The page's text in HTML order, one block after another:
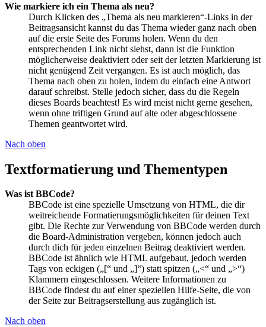
Wie markiere ich ein Thema als neu?
Durch Klicken des „Thema als neu markieren“-Links in der
Beitragsansicht kannst du das Thema wieder ganz nach oben
auf die erste Seite des Forums holen. Wenn du den
entsprechenden Link nicht siehst, dann ist die Funktion
möglicherweise deaktiviert oder seit der letzten Markierung ist
nicht genügend Zeit vergangen. Es ist auch möglich, das
Thema nach oben zu holen, indem du einfach eine Antwort
darauf schreibst. Stelle jedoch sicher, dass du die Regeln
dieses Boards beachtest! Es wird meist nicht gerne gesehen,
wenn ohne triftigen Grund auf alte oder abgeschlossene
Themen geantwortet wird.
Nach oben
Textformatierung und Thementypen
Was ist BBCode?
BBCode ist eine spezielle Umsetzung von HTML, die dir
weitreichende Formatierungsmöglichkeiten für deinen Text
gibt. Die Rechte zur Verwendung von BBCode werden durch
die Board-Administration vergeben, können jedoch auch
durch dich für jeden einzelnen Beitrag deaktiviert werden.
BBCode ist ähnlich wie HTML aufgebaut, jedoch werden
Tags von eckigen („[“ und „]“) statt spitzen („<“ und „>“)
Klammern eingeschlossen. Weitere Informationen zu
BBCode findest du auf einer speziellen Hilfe-Seite, die von
der Seite zur Beitragserstellung aus zugänglich ist.
Nach oben